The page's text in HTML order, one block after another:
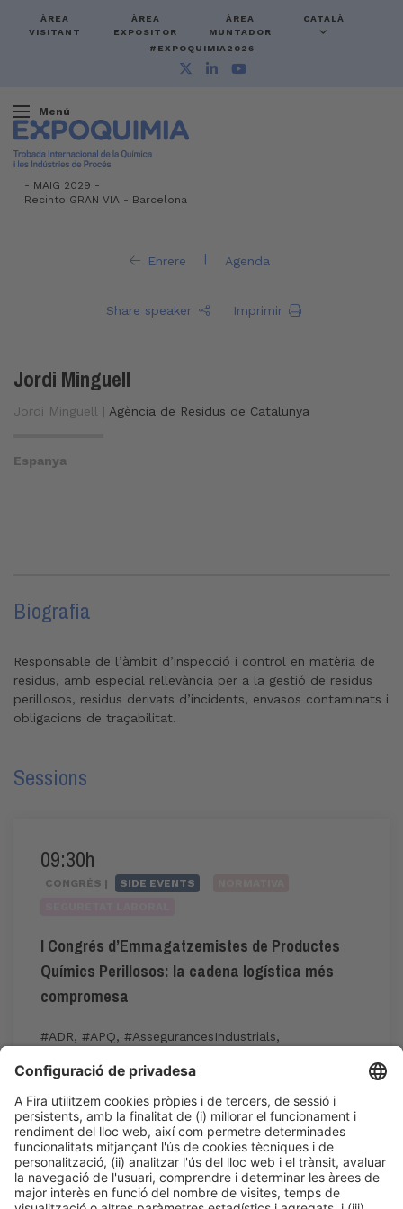
ÀREA
VISITANT
ÀREA
EXPOSITOR
ÀREA
MUNTADOR
CATALÀ
#EXPOQUIMIA2026
Menú
- MAIG 2029 -
Recinto GRAN VIA - Barcelona
Enrere | Agenda
Share speaker Imprimir
Jordi Minguell
Jordi Minguell | Agència de Residus de Catalunya
Espanya
Biografia
Responsable de l’àmbit d’inspecció i control en matèria de
residus, amb especial rellevància per a la gestió de residus
perillosos, residus derivats d’incidents, envasos contaminats i
obligacions de traçabilitat.
Sessions
09:30h
CONGRÉS | SIDE EVENTS
I Congrés d’Emmagatzemistes de Productes
Químics Perillosos: la cadena logística més
compromesa
#ADR, #APQ, #AssegurancesIndustrials,
Dv 5 09:30h - 13:00h
CC1. ROOM 1.1
Accés públic
LLegir més